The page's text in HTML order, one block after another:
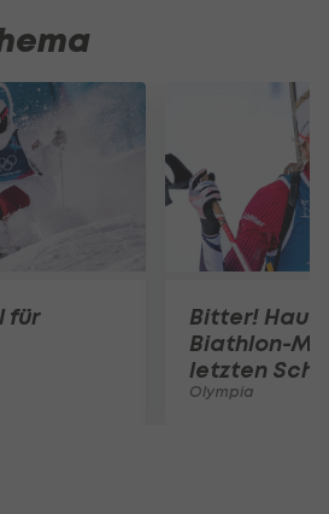
für
Bitter!
Biathlon-
letzten
Olympia